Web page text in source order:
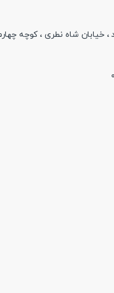
، خیابان شاه نطری ، کوچه